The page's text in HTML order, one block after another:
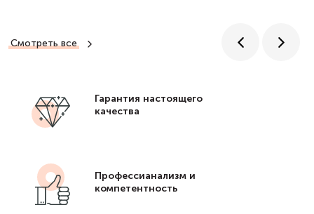
Смотреть все
Гарантия настоящего
качества
Профессианализм и
компетентность